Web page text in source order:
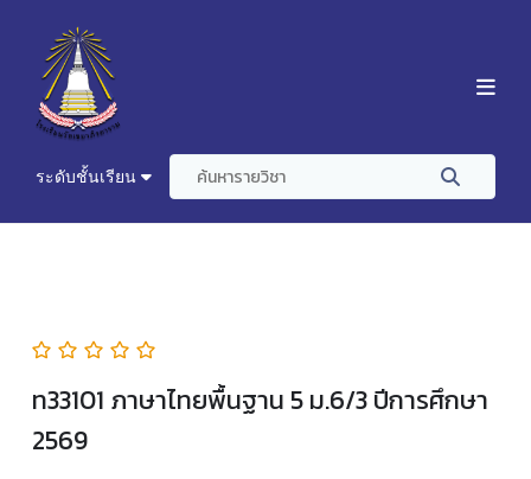
ระดับชั้นเรียน
ท33101 ภาษาไทยพื้นฐาน 5 ม.6/3 ปีการศึกษา
2569